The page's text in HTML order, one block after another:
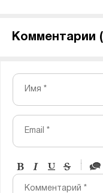
Комментарии (
Имя *
Email *
-
-
Комментарий *